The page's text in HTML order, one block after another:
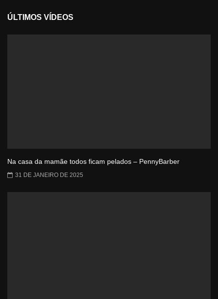
ÚLTIMOS VÍDEOS
Na casa da mamãe todos ficam pelados – PennyBarber
31 DE JANEIRO DE 2025